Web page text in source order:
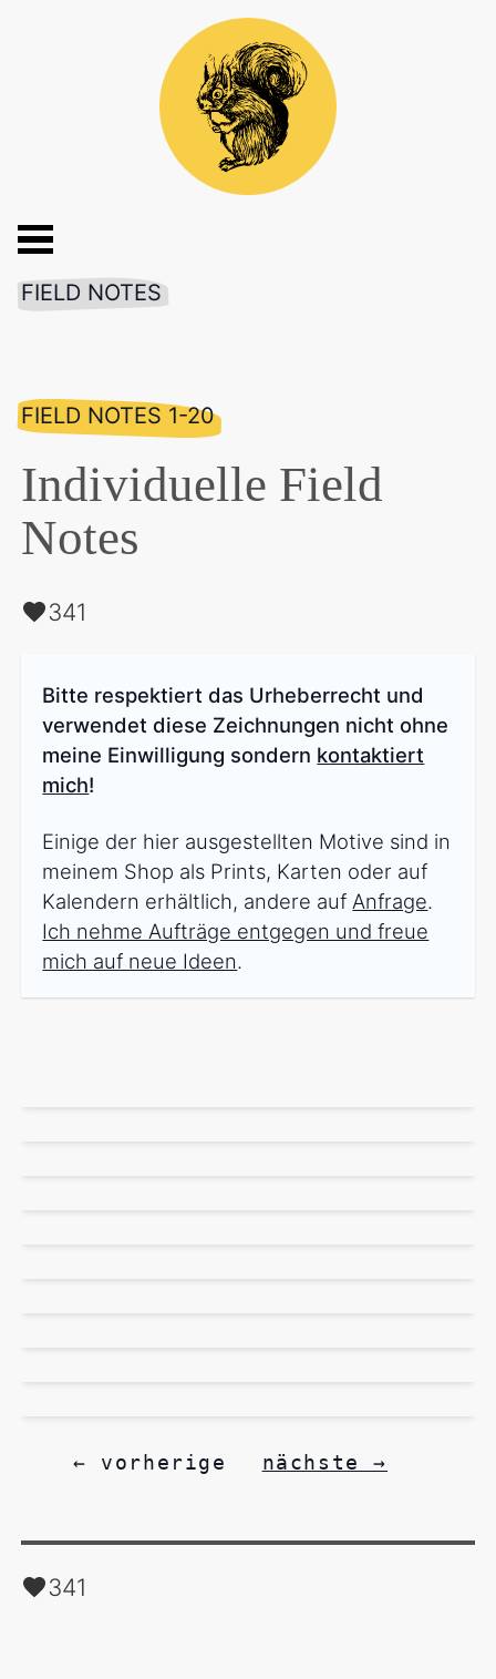
FIELD NOTES
FIELD NOTES 1-20
Individuelle Field
Notes
341
Bitte respektiert das Urheberrecht und
verwendet diese Zeichnungen nicht ohne
meine Einwilligung sondern kontaktiert
mich!
Einige der hier ausgestellten Motive sind in
meinem Shop als Prints, Karten oder auf
Kalendern erhältlich, andere auf Anfrage.
Ich nehme Aufträge entgegen und freue
mich auf neue Ideen.
← vorherige nächste →
341